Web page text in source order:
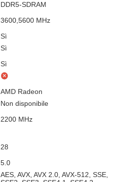
DDR5-SDRAM
3600,5600 MHz
Sì
Sì
Sì
AMD Radeon
Non disponibile
2200 MHz
28
5.0
AES, AVX, AVX 2.0, AVX-512, SSE,